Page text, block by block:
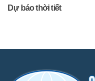
Dự báo thời tiết